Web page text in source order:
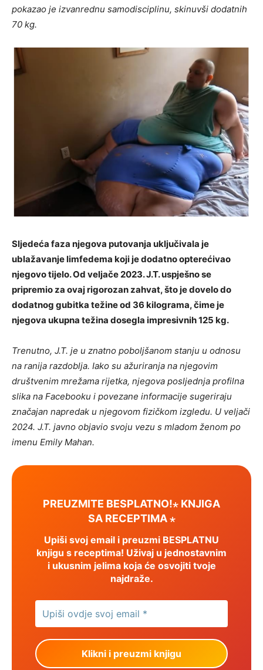
pokazao je izvanrednu samodisciplinu, skinuvši dodatnih
70 kg.
Sljedeća faza njegova putovanja uključivala je
ublažavanje limfedema koji je dodatno opterećivao
njegovo tijelo. Od veljače 2023. J.T. uspješno se
pripremio za ovaj rigorozan zahvat, što je dovelo do
dodatnog gubitka težine od 36 kilograma, čime je
njegova ukupna težina dosegla impresivnih 125 kg.
Trenutno, J.T. je u znatno poboljšanom stanju u odnosu
na ranija razdoblja. Iako su ažuriranja na njegovim
društvenim mrežama rijetka, njegova posljednja profilna
slika na Facebooku i povezane informacije sugeriraju
značajan napredak u njegovom fizičkom izgledu. U veljači
2024. J.T. javno objavio svoju vezu s mladom ženom po
imenu Emily Mahan.
PREUZMITE BESPLATNO!⋆ KNJIGA
SA RECEPTIMA ⋆
Upiši svoj email i preuzmi BESPLATNU
knjigu s receptima! Uživaj u jednostavnim
i ukusnim jelima koja će osvojiti tvoje
najdraže.